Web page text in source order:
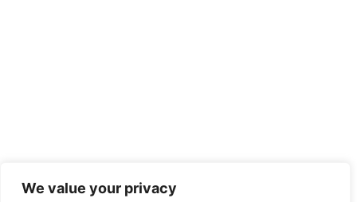
We value your privacy